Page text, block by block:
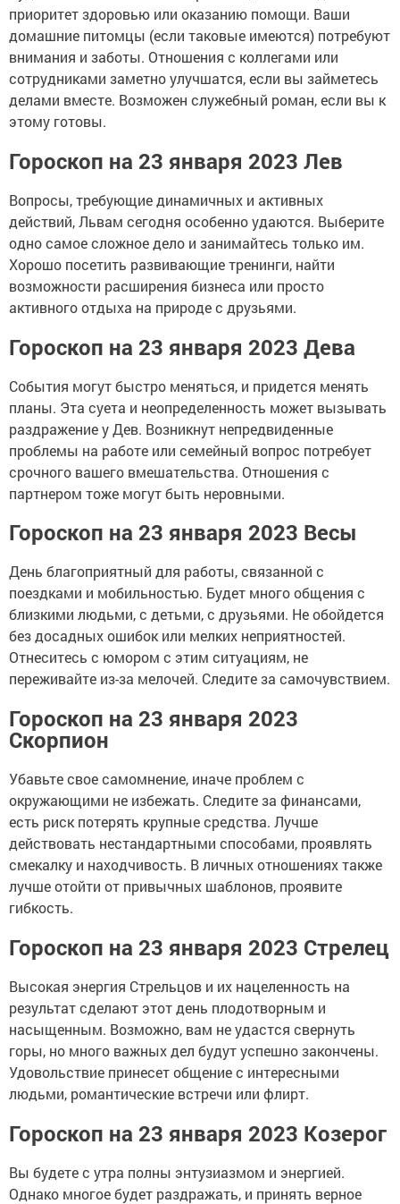
приоритет здоровью или оказанию помощи. Ваши
домашние питомцы (если таковые имеются) потребуют
внимания и заботы. Отношения с коллегами или
сотрудниками заметно улучшатся, если вы займетесь
делами вместе. Возможен служебный роман, если вы к
этому готовы.
Гороскоп на 23 января 2023 Лев
Вопросы, требующие динамичных и активных
действий, Львам сегодня особенно удаются. Выберите
одно самое сложное дело и занимайтесь только им.
Хорошо посетить развивающие тренинги, найти
возможности расширения бизнеса или просто
активного отдыха на природе с друзьями.
Гороскоп на 23 января 2023 Дева
События могут быстро меняться, и придется менять
планы. Эта суета и неопределенность может вызывать
раздражение у Дев. Возникнут непредвиденные
проблемы на работе или семейный вопрос потребует
срочного вашего вмешательства. Отношения с
партнером тоже могут быть неровными.
Гороскоп на 23 января 2023 Весы
День благоприятный для работы, связанной с
поездками и мобильностью. Будет много общения с
близкими людьми, с детьми, с друзьями. Не обойдется
без досадных ошибок или мелких неприятностей.
Отнеситесь с юмором с этим ситуациям, не
переживайте из-за мелочей. Следите за самочувствием.
Гороскоп на 23 января 2023
Скорпион
Убавьте свое самомнение, иначе проблем с
окружающими не избежать. Следите за финансами,
есть риск потерять крупные средства. Лучше
действовать нестандартными способами, проявлять
смекалку и находчивость. В личных отношениях также
лучше отойти от привычных шаблонов, проявите
гибкость.
Гороскоп на 23 января 2023 Стрелец
Высокая энергия Стрельцов и их нацеленность на
результат сделают этот день плодотворным и
насыщенным. Возможно, вам не удастся свернуть
горы, но много важных дел будут успешно закончены.
Удовольствие принесет общение с интересными
людьми, романтические встречи или флирт.
Гороскоп на 23 января 2023 Козерог
Вы будете с утра полны энтузиазмом и энергией.
Однако многое будет раздражать, и принять верное